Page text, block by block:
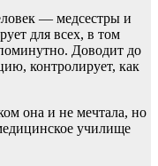
— медсестры и
для всех, в том
Доводит до
контролирует, как
она и не мечтала, но
училище